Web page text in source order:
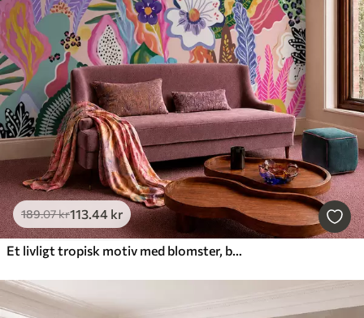
189.07kr113.44 kr
Et livligt tropisk motiv med blomster, blade og farverige frugter